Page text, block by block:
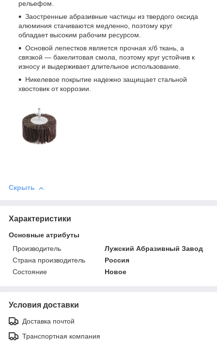
рельефом.
Заостренные абразивные частицы из твердого оксида
алюминия стачиваются медленно, поэтому круг
обладает высоким рабочим ресурсом.
Основой лепестков является прочная х/б ткань, а
связкой — бакелитовая смола, поэтому круг устойчив к
износу и выдерживает длительное использование.
Никелевое покрытие надежно защищает стальной
хвостовик от коррозии.
Скрыть
Характеристики
Основные атрибуты
Производитель
Лужский Абразивный Завод
Страна производитель
Россия
Состояние
Новое
Условия доставки
Доставка почтой
Транспортная компания